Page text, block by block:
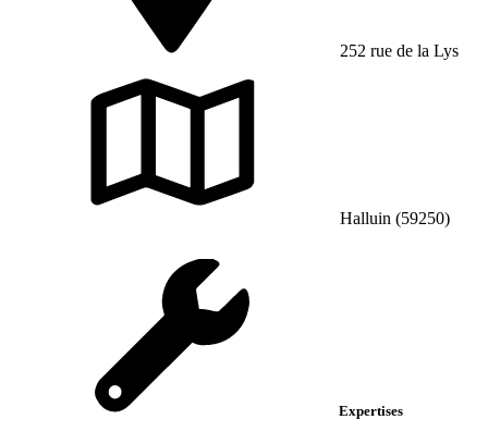
252 rue de la Lys
Halluin (59250)
Expertises